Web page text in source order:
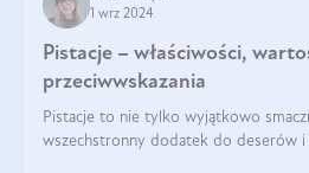
1 wrz 2024
Pistacje – właściwości,
przeciwwskazania
Pistacje to nie tylko wyjątkowo
wszechstronny dodatek do deserów